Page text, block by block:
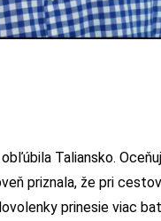
Taliansko.
priznala, že pri
prinesie viac